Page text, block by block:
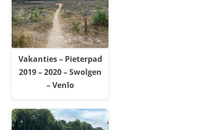
Vakanties – Pieterpad
2019 – 2020 – Swolgen
– Venlo